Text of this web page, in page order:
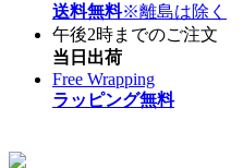
送料無料※離島は除く
午後2時までのご注文
当日出荷
Free Wrapping
ラッピング無料